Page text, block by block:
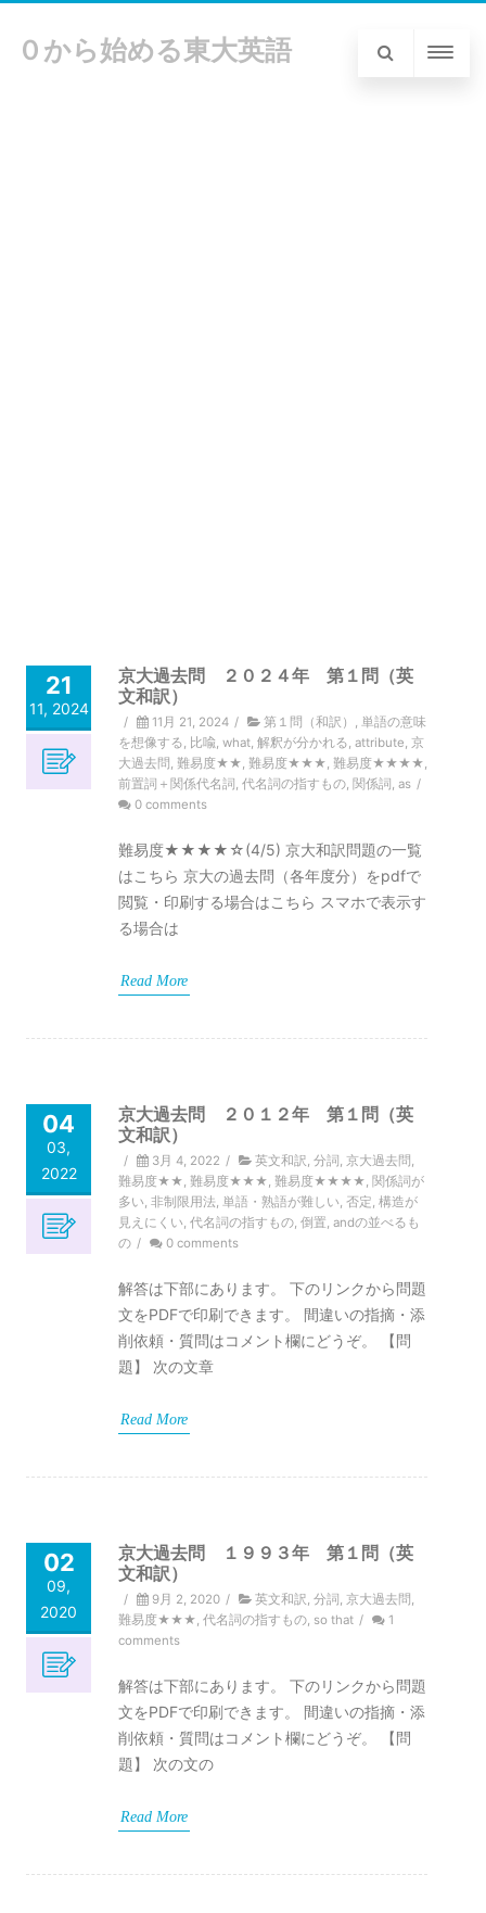
０から始める東大英語
21
11, 2024
京大過去問 ２０２４年 第１問（英
文和訳）
/ 11月 21, 2024 / 第１問（和訳） , 単語の意味
を想像する, 比喩, what, 解釈が分かれる, attribute, 京
大過去問 , 難易度★★, 難易度★★★, 難易度★★★★,
前置詞＋関係代名詞 , 代名詞の指すもの, 関係詞 , as /
0 comments
難易度★★★★☆(4/5) 京大和訳問題の一覧
はこちら 京大の過去問（各年度分）をpdfで
閲覧・印刷する場合はこちら スマホで表示す
る場合は
Read More
04
03,
2022
京大過去問 ２０１２年 第１問（英
文和訳）
/ 3月 4, 2022 / 英文和訳, 分詞 , 京大過去問 ,
難易度★★, 難易度★★★, 難易度★★★★, 関係詞が
多い, 非制限用法, 単語・熟語が難しい, 否定, 構造が
見えにくい, 代名詞の指すもの, 倒置, andの並べるも
の / 0 comments
解答は下部にあります。 下のリンクから問題
文をPDFで印刷できます。 間違いの指摘・添
削依頼・質問はコメント欄にどうぞ。 【問
題】 次の文章
Read More
02
09,
2020
京大過去問 １９９３年 第１問（英
文和訳）
/ 9月 2, 2020 / 英文和訳, 分詞 , 京大過去問 ,
難易度★★★, 代名詞の指すもの, so that /
1
comments
解答は下部にあります。 下のリンクから問題
文をPDFで印刷できます。 間違いの指摘・添
削依頼・質問はコメント欄にどうぞ。 【問
題】 次の文の
Read More